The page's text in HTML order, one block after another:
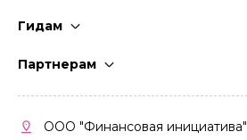
Гидам
Партнерам
Кабинет партнера
ООО "Финансовая инициатива"